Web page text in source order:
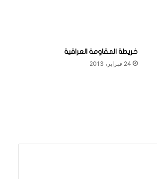
خريطة المقاومة العراقية
24 فبراير، 2013